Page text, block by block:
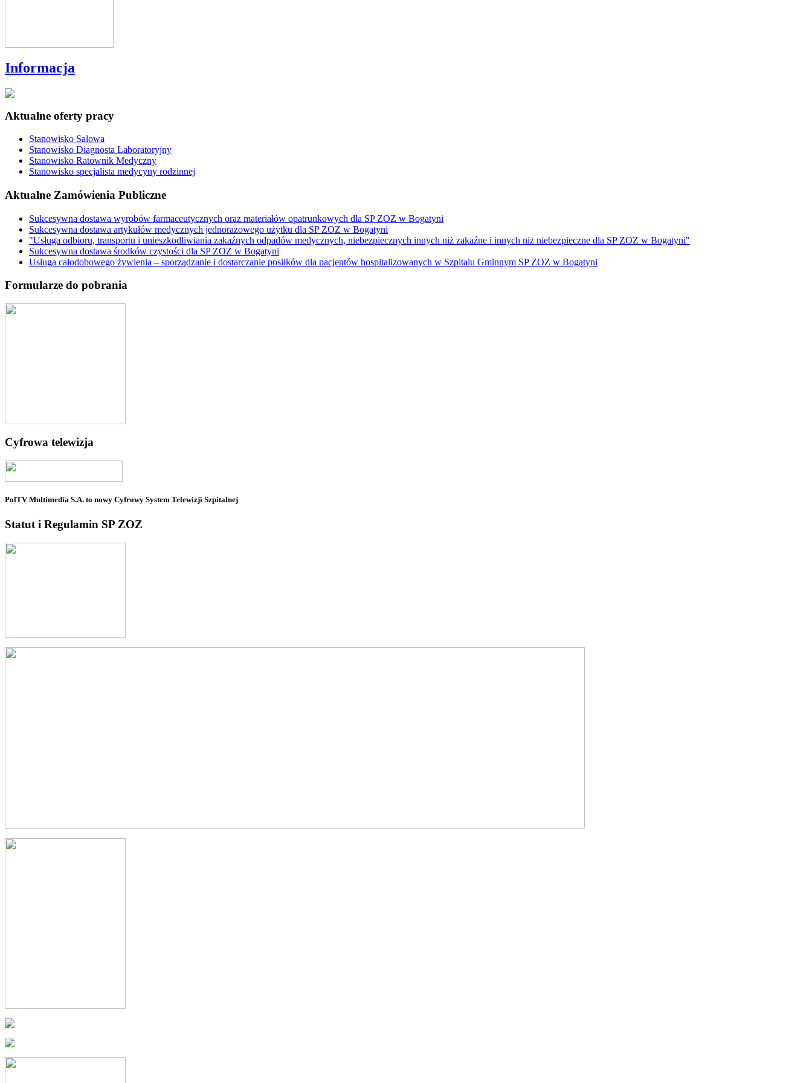
Informacja
Aktualne oferty pracy
Stanowisko Salowa
Stanowisko Diagnosta Laboratoryjny
Stanowisko Ratownik Medyczny
Stanowisko specjalista medycyny rodzinnej
Aktualne Zamówienia Publiczne
Sukcesywna dostawa wyrobów farmaceutycznych oraz materiałów opatrunkowych dla SP ZOZ w Bogatyni
Sukcesywna dostawa artykułów medycznych jednorazowego użytku dla SP ZOZ w Bogatyni
"Usługa odbioru, transportu i unieszkodliwiania zakaźnych odpadów medycznych, niebezpiecznych innych niż zakaźne i innych niż niebezpieczne dla SP ZOZ w Bogatyni"
Sukcesywna dostawa środków czystości dla SP ZOZ w Bogatyni
Usługa całodobowego żywienia – sporządzanie i dostarczanie posiłków dla pacjentów hospitalizowanych w Szpitalu Gminnym SP ZOZ w Bogatyni
Formularze do pobrania
Cyfrowa telewizja
PolTV Multimedia S.A. to nowy Cyfrowy System Telewizji Szpitalnej
Statut i Regulamin SP ZOZ